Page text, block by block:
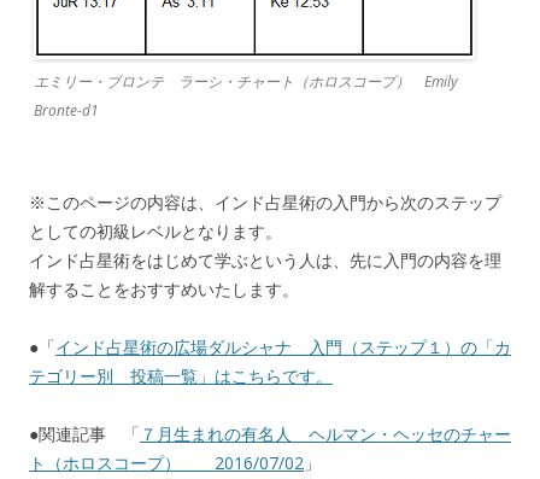
エミリー・ブロンテ ラーシ・チャート（ホロスコープ） Emily
Bronte-d1
※このページの内容は、インド占星術の入門から次のステップ
としての初級レベルとなります。
インド占星術をはじめて学ぶという人は、先に入門の内容を理
解することをおすすめいたします。
●「インド占星術の広場ダルシャナ 入門（ステップ１）の「カ
テゴリー別 投稿一覧」はこちらです。
●関連記事 「 ７月生まれの有名人 ヘルマン・ヘッセのチャー
ト（ホロスコープ） 2016/07/02 」